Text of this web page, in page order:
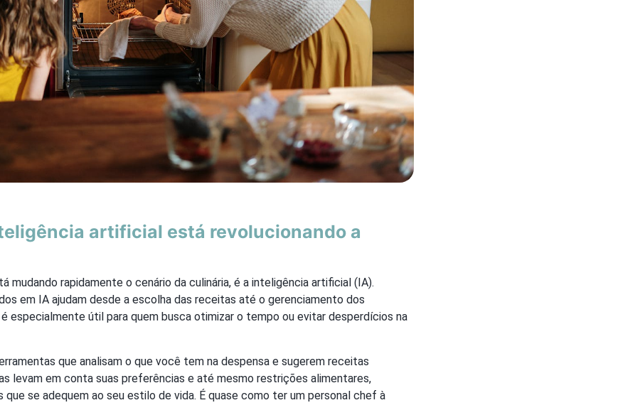
artificial está revolucionando a
mudando rapidamente o cenário da culinária, é a inteligência artificial (IA).
em IA ajudam desde a escolha das receitas até o gerenciamento dos
especialmente útil para quem busca otimizar o tempo ou evitar desperdícios na
que analisam o que você tem na despensa e sugerem receitas
levam em conta suas preferências e até mesmo restrições alimentares,
que se adequem ao seu estilo de vida. É quase como ter um personal chef à